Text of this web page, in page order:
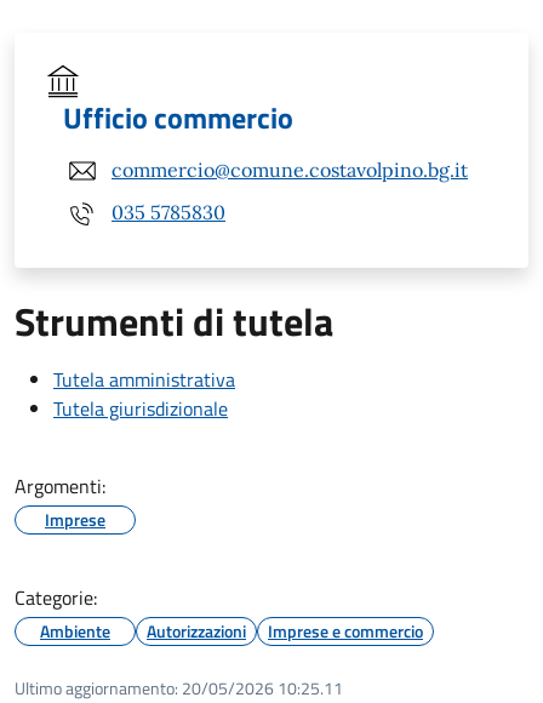
Ufficio commercio
commercio@comune.costavolpino.bg.it
035 5785830
Strumenti di tutela
Tutela amministrativa
Tutela giurisdizionale
Argomenti:
Imprese
Categorie:
Ambiente Autorizzazioni Imprese e commercio
Ultimo aggiornamento: 20/05/2026 10:25.11